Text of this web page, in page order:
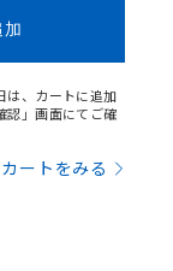
加
は、カートに追加
認」画面にてご確
カートをみる